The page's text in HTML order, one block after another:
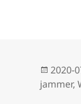
Posted
on
2020-
jammer,